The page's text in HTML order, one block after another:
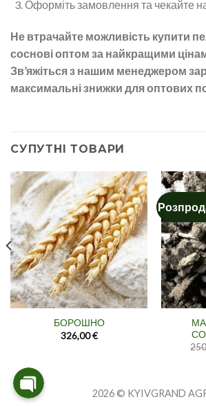
Оформіть замовлення та чекайте
Не втрачайте можливість купити
соснові оптом за найкращими
Зв’яжіться з нашим менеджером
максимальні знижки для оптових
СУПУТНІ ТОВАРИ
БОРОШНО
326,00€
2026 © KYIVGRAND
WhatsApp
Viber
Telegram